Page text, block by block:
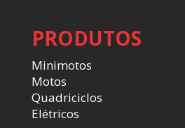
PRODUTOS
Minimotos
Motos
Quadriciclos
Elétricos